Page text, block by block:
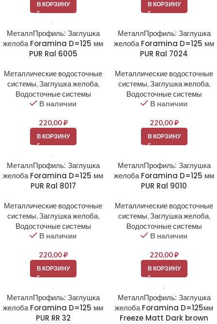
В КОРЗИНУ В КОРЗИНУ
МеталлПрофиль: Заглушка
желоба Foramina D=125 мм
PUR Ral 6005
Металлические водосточные
системы,Заглушка желоба,
Водосточные системы
В наличии
220,00₽
В КОРЗИНУ
МеталлПрофиль: Заглушка
желоба Foramina D=125 мм
PUR Ral 7024
Металлические водосточные
системы,Заглушка желоба,
Водосточные системы
В наличии
220,00₽
В КОРЗИНУ
МеталлПрофиль: Заглушка
желоба Foramina D=125 мм
PUR Ral 8017
Металлические водосточные
системы,Заглушка желоба,
Водосточные системы
В наличии
220,00₽
В КОРЗИНУ
МеталлПрофиль: Заглушка
желоба Foramina D=125 мм
PUR Ral 9010
Металлические водосточные
системы,Заглушка желоба,
Водосточные системы
В наличии
220,00₽
В КОРЗИНУ
МеталлПрофиль: Заглушка
желоба Foramina D=125 мм
PUR RR 32
МеталлПрофиль: Заглушка
желоба Foramina D=125мм
Freeze Matt Dark brown